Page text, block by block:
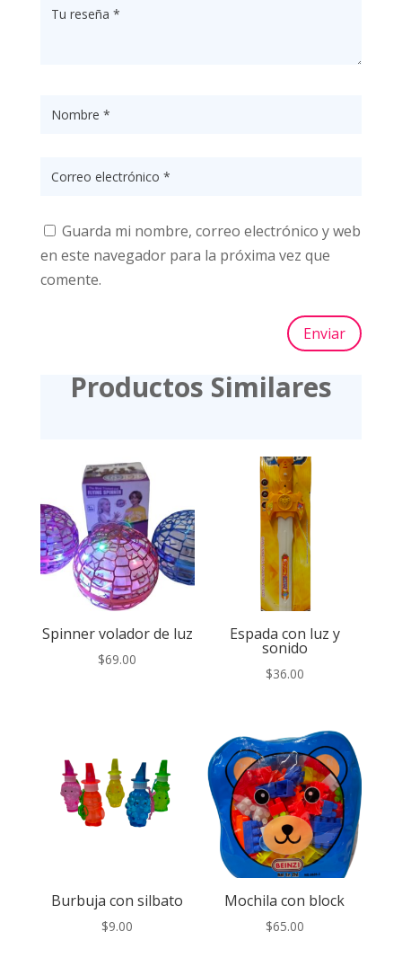
Guarda mi nombre, correo electrónico y web
en este navegador para la próxima vez que
comente.
Enviar
Productos Similares
Spinner volador de luz
$69.00
Espada con luz y
sonido
$36.00
Burbuja con silbato
$9.00
Mochila con block
$65.00